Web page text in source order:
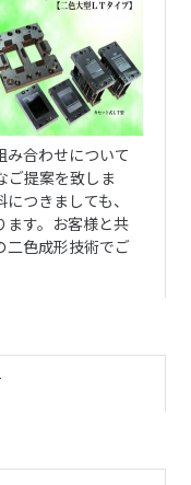
み合わせについて
ご提案を致しま
つきましても、
ます。お客様と共
二色成形技術でご